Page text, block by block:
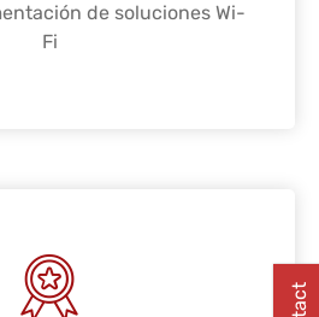
de soluciones Wi-
Fi